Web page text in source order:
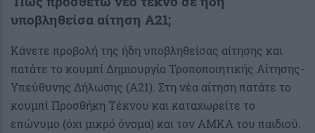
υποβληθείσα αίτηση Α21;
Κάνετε προβολή της ήδη υποβληθείσας αίτησης και
πατάτε το κουμπί Δημιουργία Τροποποιητικής Αίτησης-
Υπεύθυνης Δήλωσης (Α21). Στη νέα αίτηση πατάτε το
κουμπί Προσθήκη Τέκνου και καταχωρείτε το
επώνυμο (όχι μικρό όνομα) και τον ΑΜΚΑ του παιδιού.